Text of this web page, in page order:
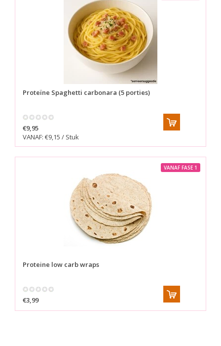
Proteïne Spaghetti carbonara (5 porties)
€9,95
VANAF: €9,15 / Stuk
VANAF FASE 1
Proteine low carb wraps
€3,99